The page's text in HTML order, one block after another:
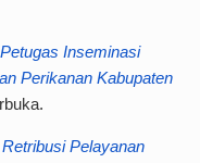
Inseminasi
Perikanan Kabupaten
Pelayanan